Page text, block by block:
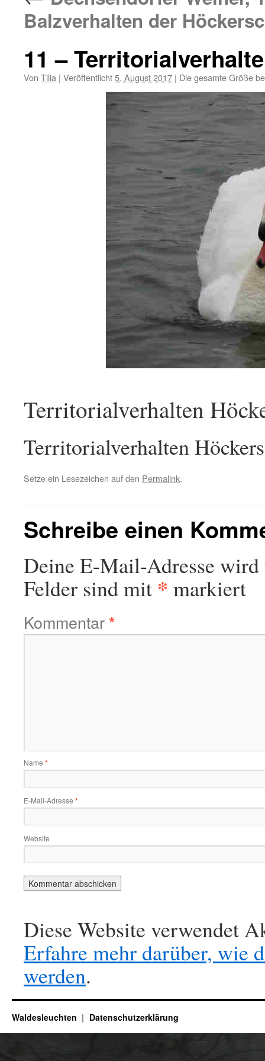
Balzverhalten der
11 –
Von Tilia | Veröffentlicht5. August 2017 | Die gesamte Größe
Territorialverhalten
Territorialverhalten
Setze ein Lesezeichen auf den Permalink.
Schreibe einen
Deine E-Mail-Adresse
Felder sind mit * markiert
Kommentar*
Name *
E-Mail-Adresse *
Website
Diese Website verwendet
Erfahre mehr darüber, wie
werden.
Waldesleuchten Datenschutzerklärung